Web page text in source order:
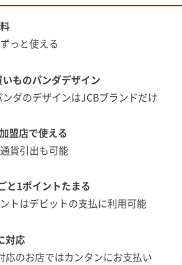
っと使える
ものパンダデザイン
ダのデザインはJCBブランドだけ
盟店で使える
貨引出も可能
と1ポイントたまる
トはデビットの支払に利用可能
対応
応のお店ではカンタンにお支払い